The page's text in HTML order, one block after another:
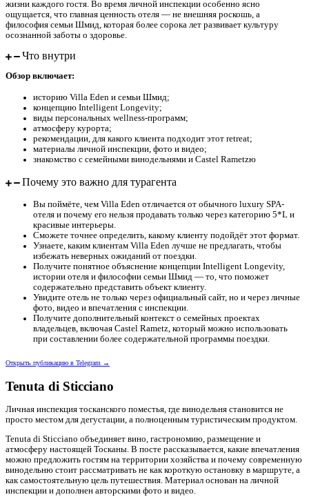
жизни каждого гостя. Во время личной инспекции особенно ясно
ощущается, что главная ценность отеля — не внешняя роскошь, а
философия семьи Шмид, которая более сорока лет развивает культуру
осознанной заботы о здоровье.
Что внутри
Обзор включает:
историю Villa Eden и семьи Шмид;
концепцию Intelligent Longevity;
виды персональных wellness-программ;
атмосферу курорта;
рекомендации, для какого клиента подходит этот retreat;
материалы личной инспекции, фото и видео;
знакомство с семейными винодельнями и Castel Rametzю
Почему это важно для турагента
Вы поймёте, чем Villa Eden отличается от обычного luxury SPA-
отеля и почему его нельзя продавать только через категорию 5*L и
красивые интерьеры.
Сможете точнее определить, какому клиенту подойдёт этот формат.
Узнаете, каким клиентам Villa Eden лучше не предлагать, чтобы
избежать неверных ожиданий от поездки.
Получите понятное объяснение концепции Intelligent Longevity,
истории отеля и философии семьи Шмид — то, что поможет
содержательно представить объект клиенту.
Увидите отель не только через официальный сайт, но и через личные
фото, видео и впечатления с инспекции.
Получите дополнительный контекст о семейных проектах
владельцев, включая Castel Rametz, который можно использовать
при составлении более содержательной программы поездки.
Открыть публикацию в Telegram →
Tenuta di Sticciano
Личная инспекция тосканского поместья, где винодельня становится не
просто местом для дегустации, а полноценным туристическим продуктом.
Tenuta di Sticciano объединяет вино, гастрономию, размещение и
атмосферу настоящей Тосканы. В посте рассказывается, какие впечатления
можно предложить гостям на территории хозяйства и почему современную
винодельню стоит рассматривать не как короткую остановку в маршруте, а
как самостоятельную цель путешествия. Материал основан на личной
инспекции и дополнен авторскими фото и видео.